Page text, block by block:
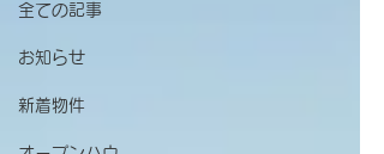
全ての記事
お知らせ
新着物件